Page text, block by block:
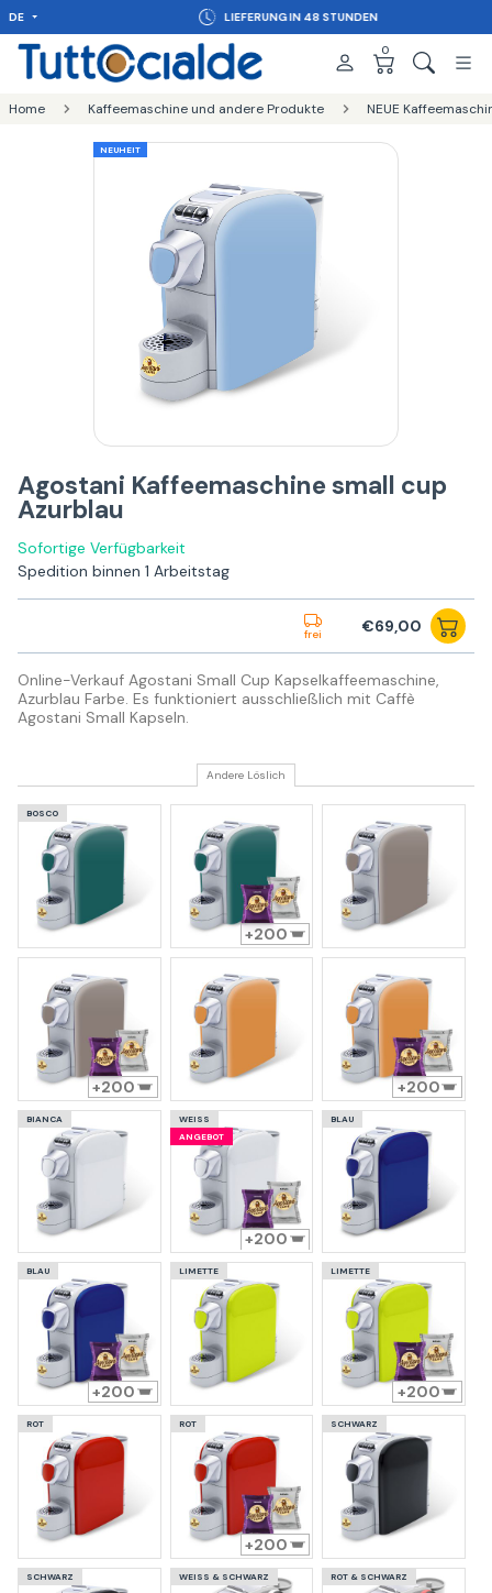
DE LIEFERUNG IN 48 STUNDEN
0
Home Kaffeemaschine und andere Produkte NEUE
NEUHEIT
Agostani Kaffeemaschine small cup
Azurblau
Sofortige Verfügbarkeit
Spedition binnen 1 Arbeitstag
frei €69,00
Online-Verkauf Agostani Small Cup Kapselkaffeemaschine,
Azurblau Farbe. Es funktioniert ausschließlich mit Caffè
Agostani Small Kapseln.
Andere Löslich
BOSCO
200
200 200
BIANCA
WEISS
ANGEBOT
200
BLAU
BLAU
200
LIMETTE LIMETTE
200
ROT ROT
200
SCHWARZ
SCHWARZ WEISS & SCHWARZ ROT & SCHWARZ